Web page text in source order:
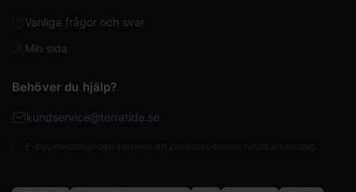
Vanliga frågor och svar
Min sida
Behöver du hjälp?
kundservice@terratide.se